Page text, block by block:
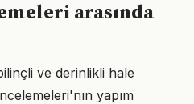
arasında
ve derinlikli hale
yapım